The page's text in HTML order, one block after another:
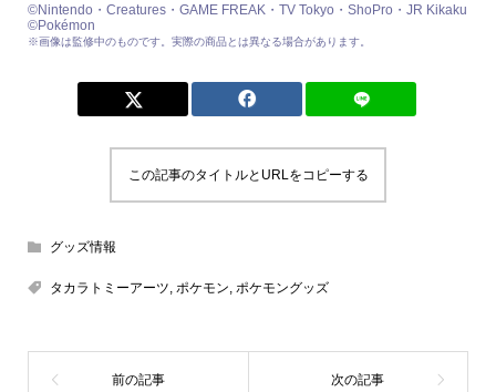
©Nintendo・Creatures・GAME FREAK・TV Tokyo・ShoPro・JR Kikaku
©Pokémon
※画像は監修中のものです。実際の商品とは異なる場合があります。
この記事のタイトルとURLをコピーする
グッズ情報
タカラトミーアーツ ポケモン ポケモングッズ